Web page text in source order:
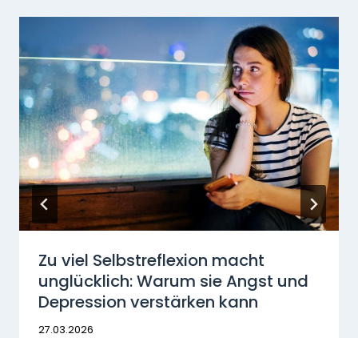
Zu viel Selbstreflexion macht
unglücklich: Warum sie Angst und
Depression verstärken kann
27.03.2026